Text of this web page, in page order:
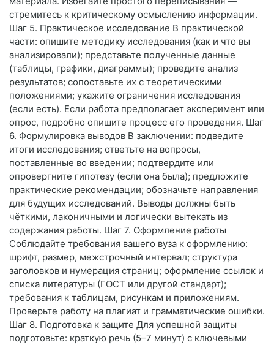
стремитесь к критическому осмыслению информации.
Шаг 5. Практическое исследование В практической
части: опишите методику исследования (как и что вы
анализировали); представьте полученные данные
(таблицы, графики, диаграммы); проведите анализ
результатов; сопоставьте их с теоретическими
положениями; укажите ограничения исследования
(если есть). Если работа предполагает эксперимент или
опрос, подробно опишите процесс его проведения. Шаг
6. Формулировка выводов В заключении: подведите
итоги исследования; ответьте на вопросы,
поставленные во введении; подтвердите или
опровергните гипотезу (если она была); предложите
практические рекомендации; обозначьте направления
для будущих исследований. Выводы должны быть
чёткими, лаконичными и логически вытекать из
содержания работы. Шаг 7. Оформление работы
Соблюдайте требования вашего вуза к оформлению:
шрифт, размер, межстрочный интервал; структура
заголовков и нумерация страниц; оформление ссылок и
списка литературы (ГОСТ или другой стандарт);
требования к таблицам, рисункам и приложениям.
Проверьте работу на плагиат и грамматические ошибки.
Шаг 8. Подготовка к защите Для успешной защиты
подготовьте: краткую речь (5–7 минут) с ключевыми